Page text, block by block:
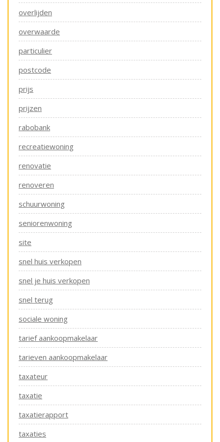
overlijden
overwaarde
particulier
postcode
prijs
prijzen
rabobank
recreatiewoning
renovatie
renoveren
schuurwoning
seniorenwoning
site
snel huis verkopen
snel je huis verkopen
snel terug
sociale woning
tarief aankoopmakelaar
tarieven aankoopmakelaar
taxateur
taxatie
taxatierapport
taxaties